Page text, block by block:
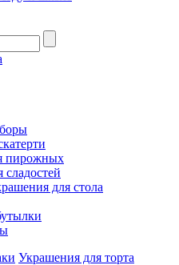
пирожных
сладостей
для стола
Украшения для торта